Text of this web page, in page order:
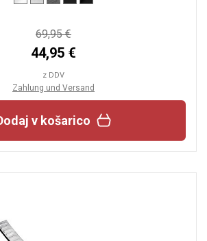
69,95 €
44,95 €
z DDV
Zahlung und Versand
v košarico